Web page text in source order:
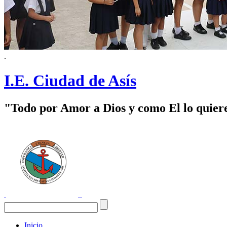
.
I.E. Ciudad de Asís
"Todo por Amor a Dios y como El lo
Inicio